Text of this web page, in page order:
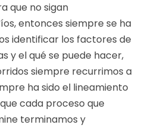
que no sigan
entonces siempre se ha
identificar los factores de
y el qué se puede hacer,
siempre recurrimos a
ha sido el lineamiento
cada proceso que
terminamos y